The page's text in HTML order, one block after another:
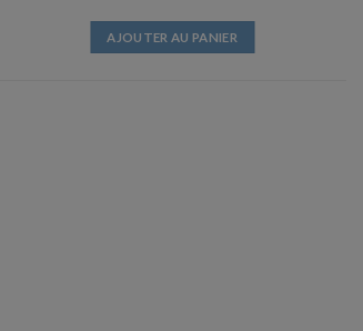
AJOUTER AU PANIER